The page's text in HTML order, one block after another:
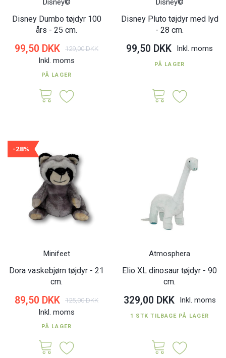
Disney©
Disney Dumbo tøjdyr 100
års - 25 cm.
99,50 DKK 129,00 DKK
Inkl. moms
PÅ LAGER
Disney©
Disney Pluto tøjdyr med lyd
- 28 cm.
99,50 DKK Inkl. moms
PÅ LAGER
-28%
Minifeet
Dora vaskebjørn tøjdyr - 21
cm.
89,50 DKK 125,00 DKK
Inkl. moms
PÅ LAGER
Atmosphera
Elio XL dinosaur tøjdyr - 90
cm.
329,00 DKK Inkl. moms
1 STK TILBAGE PÅ LAGER